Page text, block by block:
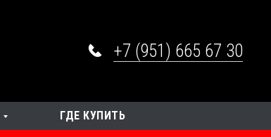
+7 (951) 665 67 30
ГДЕ КУПИТЬ